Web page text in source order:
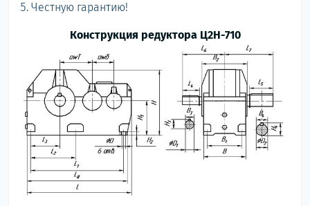
Честную гарантию!
Конструкция редуктора Ц2Н-710